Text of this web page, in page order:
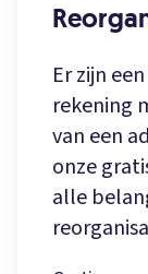
Er zijn
rekening
van een
onze
alle